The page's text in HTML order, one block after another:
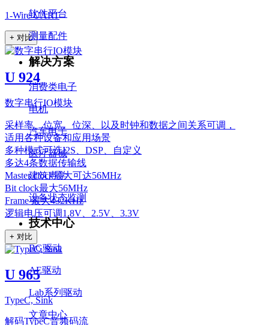
1-Wire UART
+ 对比
U 924
数字串行IO模块
采样率、位宽、位深、以及时钟和数据之间关系可调，
适用各种设备和应用场景
多种模式可选I2S、DSP、自定义
多达4条数据传输线
Master clock最大可达56MHz
Bit clock最大56MHz
Frame 最大432KHz
逻辑电压可调1.8V、2.5V、3.3V
+ 对比
U 965
TypeC, Sink
解码TypeC音频码流
软件平台
测量配件
解决方案
消费类电子
电机
汽车电子
医疗器械
建筑声学
设备状态监测
技术中心
BG驱动
AE驱动
Lab系列驱动
文章中心